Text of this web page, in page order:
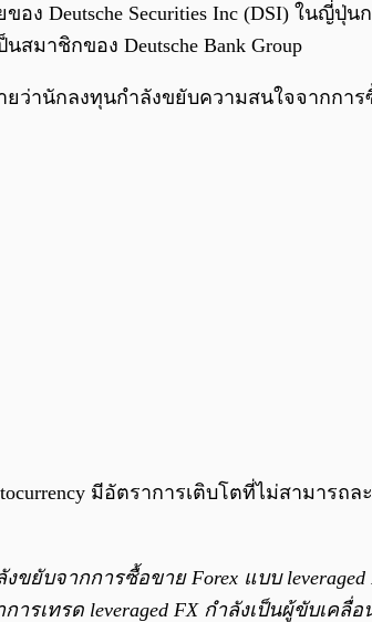
ของ Deutsche Securities Inc (DSI) ใน
สมาชิกของ Deutsche Bank Group
ว่านักลงทุนกำลังขยับความสนใจจากกา
มีอัตราการเติบโตที่ไม่สามารถล
ยับจากการซื้อขาย Forex แบบ leveraged
รเทรด leveraged FX กำลังเป็นผู้ขับเคลื่อ